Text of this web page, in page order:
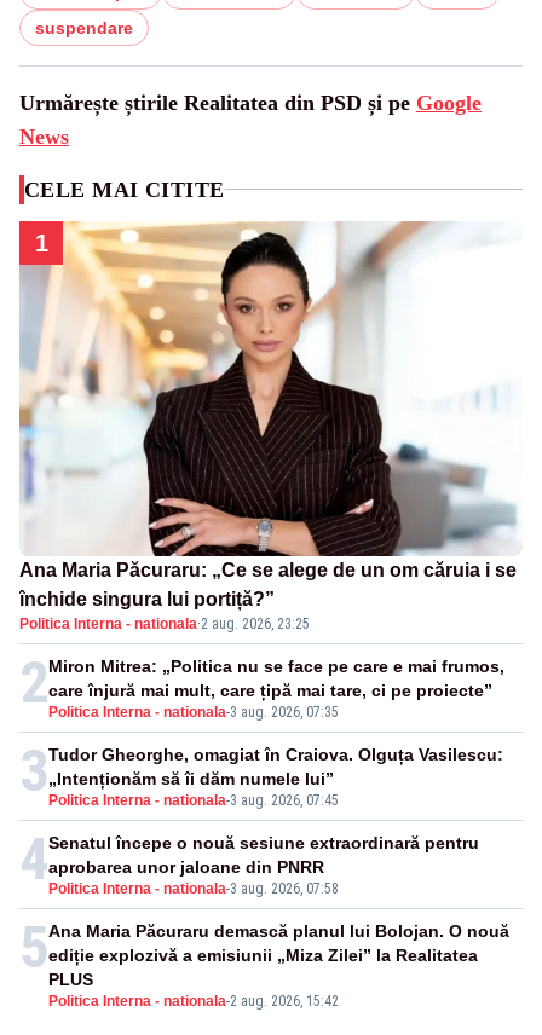
suspendare
Urmărește știrile Realitatea din PSD și pe Google
News
CELE MAI CITITE
1
Ana Maria Păcuraru: „Ce se alege de un om căruia i se
închide singura lui portiță?”
Politica Interna - nationala·2 aug. 2026, 23:25
2 Politica Interna - nationala-3 aug. 2026, 07:35
Miron Mitrea: „Politica nu se face pe care e mai frumos,
care înjură mai mult, care țipă mai tare, ci pe proiecte”
3 Politica Interna - nationala-3 aug. 2026, 07:45
Tudor Gheorghe, omagiat în Craiova. Olguța Vasilescu:
„Intenționăm să îi dăm numele lui”
4 Politica Interna - nationala-3 aug. 2026, 07:58
Senatul începe o nouă sesiune extraordinară pentru
aprobarea unor jaloane din PNRR
5
Politica Interna - nationala-2 aug. 2026, 15:42
Ana Maria Păcuraru demască planul lui Bolojan. O nouă
ediție explozivă a emisiunii „Miza Zilei” la Realitatea
PLUS